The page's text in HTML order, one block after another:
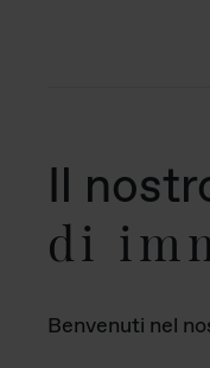
Il
di
Benvenuti nel